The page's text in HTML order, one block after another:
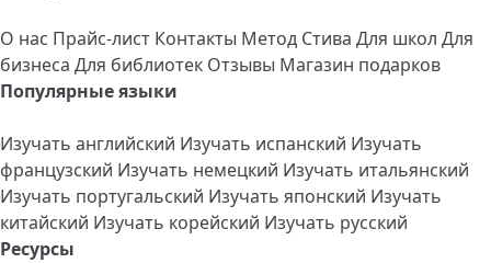
О нас Прайс-лист Контакты Метод Стива Для школ Для
бизнеса Для библиотек Отзывы Магазин подарков
Популярные языки
Изучать английский Изучать испанский Изучать
французский Изучать немецкий Изучать итальянский
Изучать португальский Изучать японский Изучать
китайский Изучать корейский Изучать русский
Ресурсы